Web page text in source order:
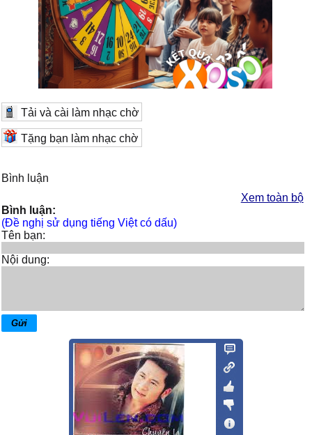
Tải và cài làm nhạc chờ
Tặng bạn làm nhạc chờ
Bình luận
Xem toàn bộ
Bình luận:
(Đề nghị sử dụng tiếng Việt có dấu)
Tên bạn:
Nội dung: